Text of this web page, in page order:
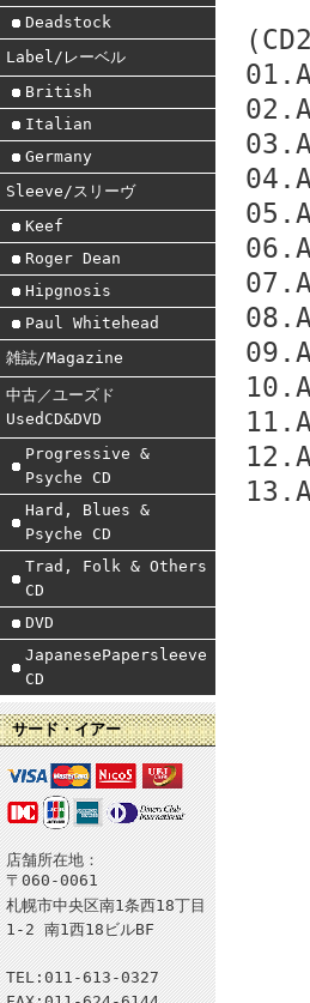
Deadstock
Label/レーベル
British
Italian
Germany
Sleeve/スリーヴ
Keef
Roger Dean
Hipgnosis
Paul Whitehead
雑誌/Magazine
中古／ユーズド
UsedCD&DVD
Progressive &
Psyche CD
Hard, Blues &
Psyche CD
Trad, Folk & Others
CD
DVD
JapanesePapersleeve
CD
サード・イアー
店舗所在地：
〒060-0061
札幌市中央区南1条西18丁目
1-2 南1西18ビルBF
TEL:011-613-0327